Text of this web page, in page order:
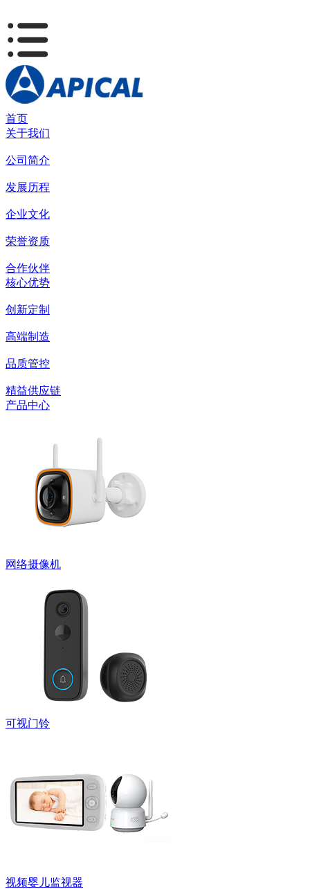
首页
关于我们
公司简介
发展历程
企业文化
荣誉资质
合作伙伴
核心优势
创新定制
高端制造
品质管控
精益供应链
产品中心
网络摄像机
可视门铃
视频婴儿监视器